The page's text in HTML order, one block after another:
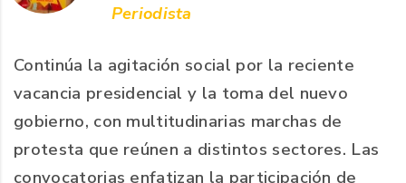
Periodista
Continúa la agitación social por la reciente
vacancia presidencial y la toma del nuevo
gobierno, con multitudinarias marchas de
protesta que reúnen a distintos sectores. Las
convocatorias enfatizan la participación de